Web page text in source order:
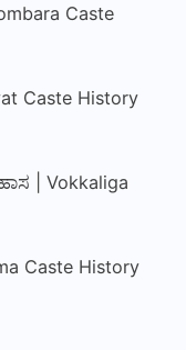
Caste
Caste History
| Vokkaliga
Caste History